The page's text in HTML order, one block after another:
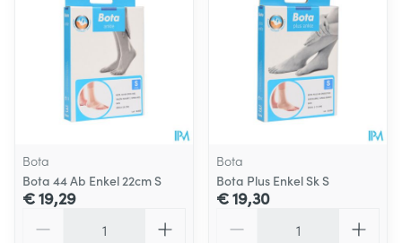
Bota
Bota 44 Ab Enkel 22cm S
€ 19,29
Bota
Bota Plus Enkel Sk S
€ 19,30